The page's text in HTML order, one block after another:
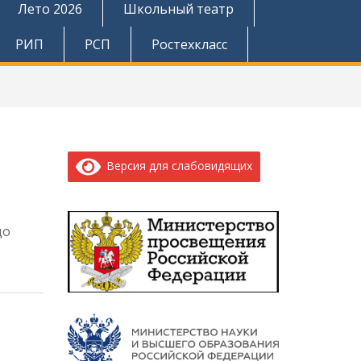
Лето 2026
Школьный театр
РИП
РСП Ростехкласс
Версия для слабовидящих